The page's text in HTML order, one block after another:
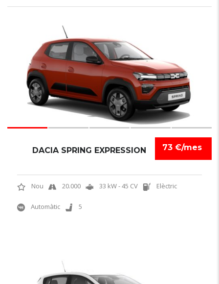
73 €/mes
DACIA SPRING EXPRESSION
Nou 20.000 33 kW - 45 CV Elèctric
Automàtic 5